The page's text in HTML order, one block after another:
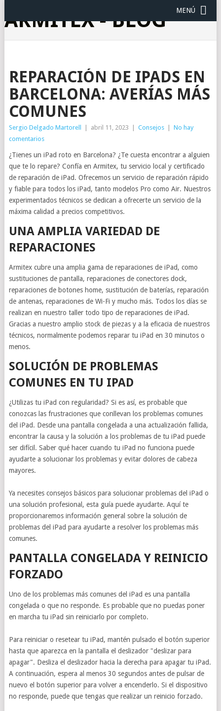
ARMITEX - BLOG MENÚ
REPARACIÓN DE IPADS EN
BARCELONA: AVERÍAS MÁS
COMUNES
Sergio Delgado Martorell abril 11, 2023 Consejos
No hay
comentarios
¿Tienes un iPad roto en Barcelona? ¿Te cuesta encontrar a alguien
que te lo repare? Confía en Armitex, tu servicio local y certificado
de reparación de iPad. Ofrecemos un servicio de reparación rápido
y fiable para todos los iPad, tanto modelos Pro como Air. Nuestros
experimentados técnicos se dedican a ofrecerte un servicio de la
máxima calidad a precios competitivos.
UNA AMPLIA VARIEDAD DE
REPARACIONES
Armitex cubre una amplia gama de reparaciones de iPad, como
sustituciones de pantalla, reparaciones de conectores dock,
reparaciones de botones home, sustitución de baterías, reparación
de antenas, reparaciones de Wi-Fi y mucho más. Todos los días se
realizan en nuestro taller todo tipo de reparaciones de iPad.
Gracias a nuestro amplio stock de piezas y a la eficacia de nuestros
técnicos, normalmente podemos reparar tu iPad en 30 minutos o
menos.
SOLUCIÓN DE PROBLEMAS
COMUNES EN TU IPAD
¿Utilizas tu iPad con regularidad? Si es así, es probable que
conozcas las frustraciones que conllevan los problemas comunes
del iPad. Desde una pantalla congelada a una actualización fallida,
encontrar la causa y la solución a los problemas de tu iPad puede
ser difícil. Saber qué hacer cuando tu iPad no funciona puede
ayudarte a solucionar los problemas y evitar dolores de cabeza
mayores.
Ya necesites consejos básicos para solucionar problemas del iPad o
una solución profesional, esta guía puede ayudarte. Aquí te
proporcionaremos información general sobre la solución de
problemas del iPad para ayudarte a resolver los problemas más
comunes.
PANTALLA CONGELADA Y REINICIO
FORZADO
Uno de los problemas más comunes del iPad es una pantalla
congelada o que no responde. Es probable que no puedas poner
en marcha tu iPad sin reiniciarlo por completo.
Para reiniciar o resetear tu iPad, mantén pulsado el botón superior
hasta que aparezca en la pantalla el deslizador "deslizar para
apagar". Desliza el deslizador hacia la derecha para apagar tu iPad.
A continuación, espera al menos 30 segundos antes de pulsar de
nuevo el botón superior para volver a encenderlo. Si el dispositivo
no responde, puede que tengas que realizar un reinicio forzado.